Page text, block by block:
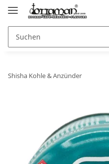
Shisha Kohle & Anzünder